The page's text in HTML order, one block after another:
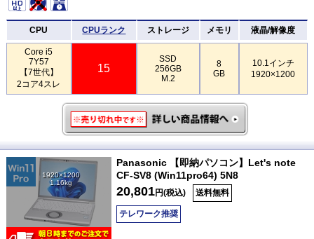
CPU CPUランク ストレージ メモリ 液晶/解像度
Core i5
7Y57
【7世代】
2コア4スレ
15
SSD
256GB
M.2
8
GB
10.1インチ
1920×1200
1920×1200
1.16kg
Panasonic 【即納パソコン】Let's note
CF-SV8 (Win11pro64) 5N8
20,801円(税込) 送料無料
テレワーク推奨